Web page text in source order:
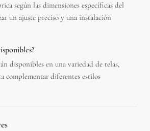
según las dimensiones específicas del
un ajuste preciso y una instalación
disponibles en una variedad de telas,
complementar diferentes estilos